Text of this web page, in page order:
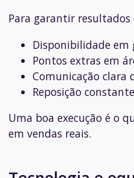
Para garantir resultados
Disponibilidade em
Pontos extras em
Comunicação clara
Reposição
Uma boa execução é o
em vendas reais.